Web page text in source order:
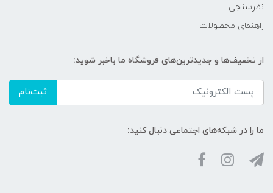
نظرسنجی
راهنمای محصولات
از تخفیف‌ها و جدیدترین‌های فروشگاه ما باخبر شوید:
ثبت‌نام
ما را در شبکه‌های اجتماعی دنبال کنید: